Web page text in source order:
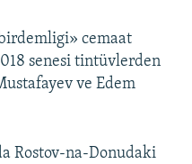
cemaat
senesi tintüvlerden
ve Edem
Rostov-na-Donudaki